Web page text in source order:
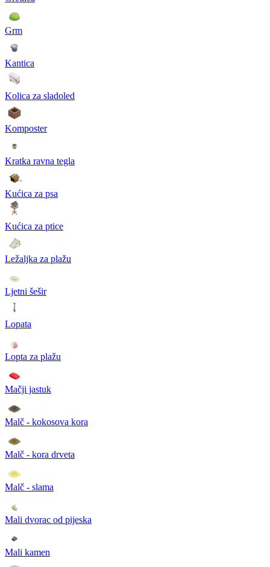
Grm
Kantica
Kolica za sladoled
Komposter
Kratka ravna tegla
Kućica za psa
Kućica za ptice
Ležaljka za plažu
Ljetni šešir
Lopata
Lopta za plažu
Mačji jastuk
Malč - kokosova kora
Malč - kora drveta
Malč - slama
Mali dvorac od pijeska
Mali kamen